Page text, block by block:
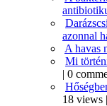
azonnal
A havas
Mi
| 0
18 views |